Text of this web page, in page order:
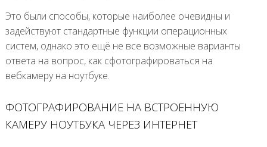
Это были способы, которые наиболее очевидны и
задействуют стандартные функции операционных
систем, однако это ещё не все возможные варианты
ответа на вопрос, как сфотографироваться на
вебкамеру на ноутбуке.
ФОТОГРАФИРОВАНИЕ НА ВСТРОЕННУЮ
КАМЕРУ НОУТБУКА ЧЕРЕЗ ИНТЕРНЕТ